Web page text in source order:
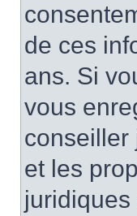
de ces
ans. Si
vous
conseiller
et les